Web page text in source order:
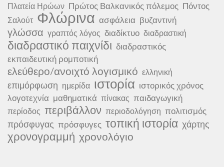
Πλατεία Ηρώων Πρώτος Βαλκανικός πόλεμος Πόντος
Σαλούτ Φλώρινα ασφάλεια βυζαντινή
γλώσσα γραπτός λόγος διαδίκτυο διαδραστική
διαδραστικό παιχνίδι διαδραστικός
εκπαιδευτική ρομποτική
ελεύθερο/ανοιχτό λογισμικό ελληνική
επιμόρφωση ημερίδα ιστορία ιστορικός χρόνος
λογοτεχνία μαθηματικά πίνακας παιδαγωγική
περίοδος περιβάλλον περιοδολόγηση πολιτισμός
πρόσφυγας πρόσφυγες τοπική ιστορία χάρτης
χρονογραμμή χρονολόγιο